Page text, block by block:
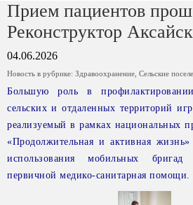
Прием пациентов
Реконструктор
04.06.2026
Новость в рубрике: Здравоохранение Сельские
Большую роль в
сельских и отдаленных территорий
реализуемый в рамках национальных
«Продолжительная и активная
использования мобильных
первичной медико-санитарная помощи.